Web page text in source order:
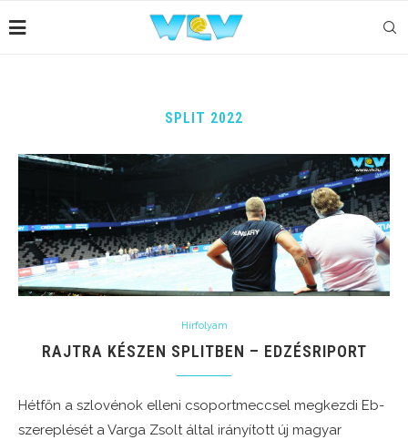
SPLIT 2022
Hírfolyam
RAJTRA KÉSZEN SPLITBEN – EDZÉSRIPORT
Hétfőn a szlovénok elleni csoportmeccsel megkezdi Eb-
szereplését a Varga Zsolt által irányított új magyar